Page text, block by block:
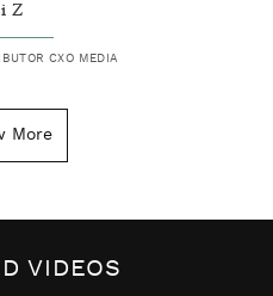
Z
CXO MEDIA
Tahun Baru Ditandai pada
dari Insecurity
More
VIDEOS